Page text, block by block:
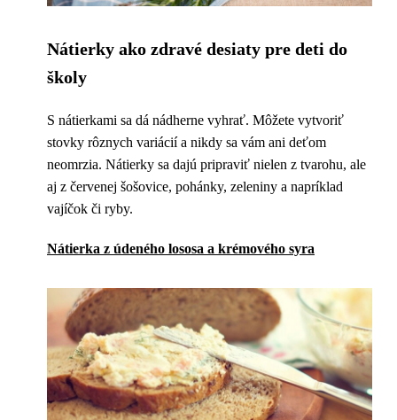
Nátierky ako zdravé desiaty pre deti do
školy
S nátierkami sa dá nádherne vyhrať. Môžete vytvoriť
stovky rôznych variácií a nikdy sa vám ani deťom
neomrzia. Nátierky sa dajú pripraviť nielen z tvarohu, ale
aj z červenej šošovice, pohánky, zeleniny a napríklad
vajíčok či ryby.
Nátierka z údeného lososa a krémového syra